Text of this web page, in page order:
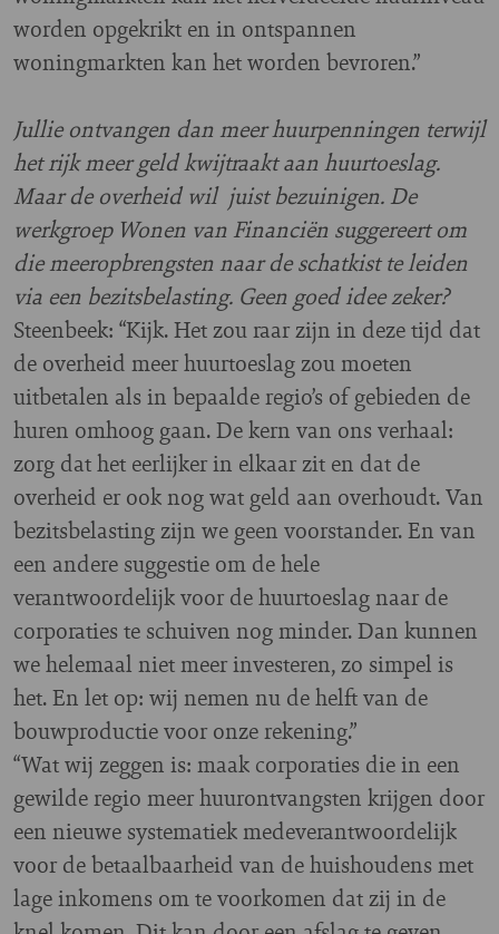
worden opgekrikt en in ontspannen
woningmarkten kan het worden bevroren.”
Jullie ontvangen dan meer huurpenningen terwijl
het rijk meer geld kwijtraakt aan huurtoeslag.
Maar de overheid wil juist bezuinigen. De
werkgroep Wonen van Financiën suggereert om
die meeropbrengsten naar de schatkist te leiden
via een bezitsbelasting. Geen goed idee zeker?
Steenbeek: “Kijk. Het zou raar zijn in deze tijd dat
de overheid meer huurtoeslag zou moeten
uitbetalen als in bepaalde regio’s of gebieden de
huren omhoog gaan. De kern van ons verhaal:
zorg dat het eerlijker in elkaar zit en dat de
overheid er ook nog wat geld aan overhoudt. Van
bezitsbelasting zijn we geen voorstander. En van
een andere suggestie om de hele
verantwoordelijk voor de huurtoeslag naar de
corporaties te schuiven nog minder. Dan kunnen
we helemaal niet meer investeren, zo simpel is
het. En let op: wij nemen nu de helft van de
bouwproductie voor onze rekening.”
“Wat wij zeggen is: maak corporaties die in een
gewilde regio meer huurontvangsten krijgen door
een nieuwe systematiek medeverantwoordelijk
voor de betaalbaarheid van de huishoudens met
lage inkomens om te voorkomen dat zij in de